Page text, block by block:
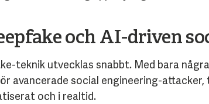
och AI-driven
teknik utvecklas snabbt. Med bara
avancerade social engineering-
och i realtid.